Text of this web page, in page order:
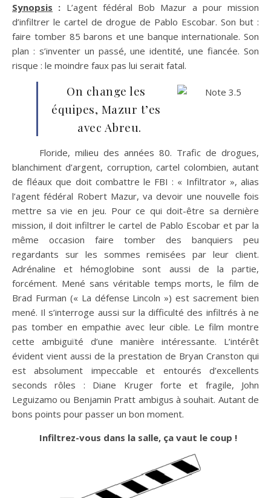
Synopsis : L’agent fédéral Bob Mazur a pour mission
d’infiltrer le cartel de drogue de Pablo Escobar. Son but :
faire tomber 85 barons et une banque internationale. Son
plan : s’inventer un passé, une identité, une fiancée. Son
risque : le moindre faux pas lui serait fatal.
On change les
équipes, Mazur t’es
avec Abreu.
Floride, milieu des années 80. Trafic de drogues,
blanchiment d’argent, corruption, cartel colombien, autant
de fléaux que doit combattre le FBI : « Infiltrator », alias
l’agent fédéral Robert Mazur, va devoir une nouvelle fois
mettre sa vie en jeu. Pour ce qui doit-être sa dernière
mission, il doit infiltrer le cartel de Pablo Escobar et par la
même occasion faire tomber des banquiers peu
regardants sur les sommes remisées par leur client.
Adrénaline et hémoglobine sont aussi de la partie,
forcément. Mené sans véritable temps morts, le film de
Brad Furman (« La défense Lincoln ») est sacrement bien
mené. Il s’interroge aussi sur la difficulté des infiltrés à ne
pas tomber en empathie avec leur cible. Le film montre
cette ambiguïté d’une manière intéressante. L’intérêt
évident vient aussi de la prestation de Bryan Cranston qui
est absolument impeccable et entourés d’excellents
seconds rôles : Diane Kruger forte et fragile, John
Leguizamo ou Benjamin Pratt ambigus à souhait. Autant de
bons points pour passer un bon moment.
Infiltrez-vous dans la salle, ça vaut le coup !